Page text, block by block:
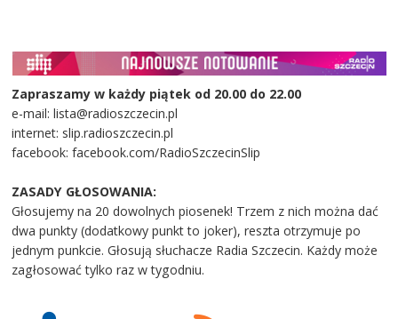
Zapraszamy w każdy piątek od 20.00 do 22.00
e-mail: lista@radioszczecin.pl
internet: slip.radioszczecin.pl
facebook: facebook.com/RadioSzczecinSlip
ZASADY GŁOSOWANIA:
Głosujemy na 20 dowolnych piosenek! Trzem z nich można dać
dwa punkty (dodatkowy punkt to joker), reszta otrzymuje po
jednym punkcie. Głosują słuchacze Radia Szczecin. Każdy może
zagłosować tylko raz w tygodniu.